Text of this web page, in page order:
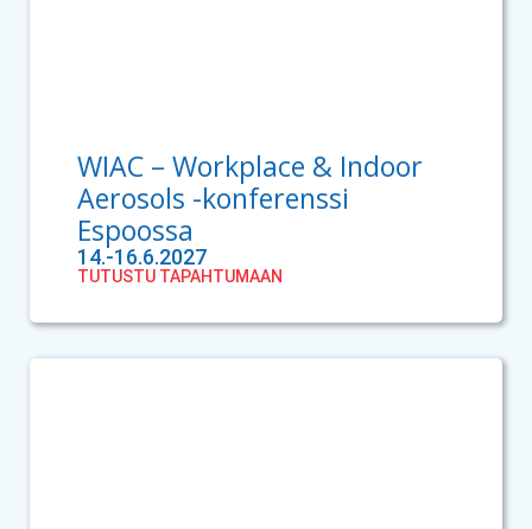
WIAC – Workplace & Indoor
Aerosols -konferenssi
Espoossa
14.-16.6.2027
TUTUSTU TAPAHTUMAAN